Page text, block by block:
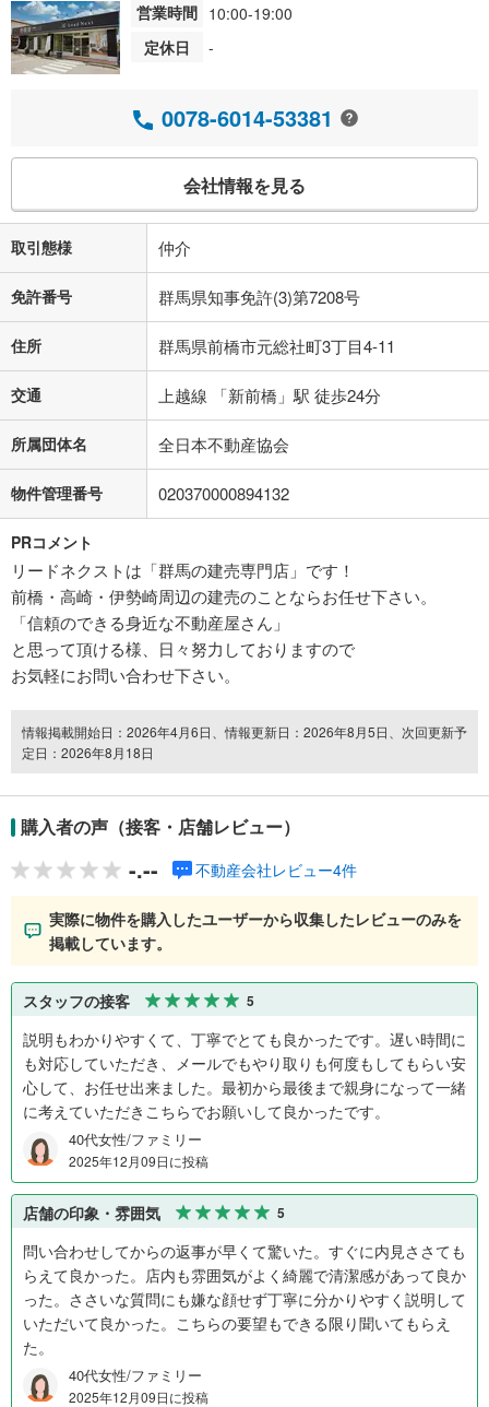
営業時間 10:00-19:00
定休日
-
0078-6014-53381
会社情報を見る
取引態様 仲介
免許番号 群馬県知事免許(3)第7208号
住所 群馬県前橋市元総社町3丁目4-11
交通 上越線 「新前橋」駅 徒歩24分
所属団体名 全日本不動産協会
物件管理番号 020370000894132
PRコメント
リードネクストは「群馬の建売専門店」です！
前橋・高崎・伊勢崎周辺の建売のことならお任せ下さい。
「信頼のできる身近な不動産屋さん」
と思って頂ける様、日々努力しておりますので
お気軽にお問い合わせ下さい。
情報掲載開始日：2026年4月6日、情報更新日：2026年8月5日、次回更新予
定日：2026年8月18日
購入者の声（接客・店舗レビュー）
-.-- 不動産会社レビュー4件
実際に物件を購入したユーザーから収集したレビューのみを
掲載しています。
スタッフの接客 5
説明もわかりやすくて、丁寧でとても良かったです。遅い時間に
も対応していただき、メールでもやり取りも何度もしてもらい安
心して、お任せ出来ました。最初から最後まで親身になって一緒
に考えていただきこちらでお願いして良かったです。
40代女性/ファミリー
2025年12月09日に投稿
店舗の印象・雰囲気 5
問い合わせしてからの返事が早くて驚いた。すぐに内見ささても
らえて良かった。店内も雰囲気がよく綺麗で清潔感があって良か
った。ささいな質問にも嫌な顔せず丁寧に分かりやすく説明して
いただいて良かった。こちらの要望もできる限り聞いてもらえ
た。
40代女性/ファミリー
2025年12月09日に投稿